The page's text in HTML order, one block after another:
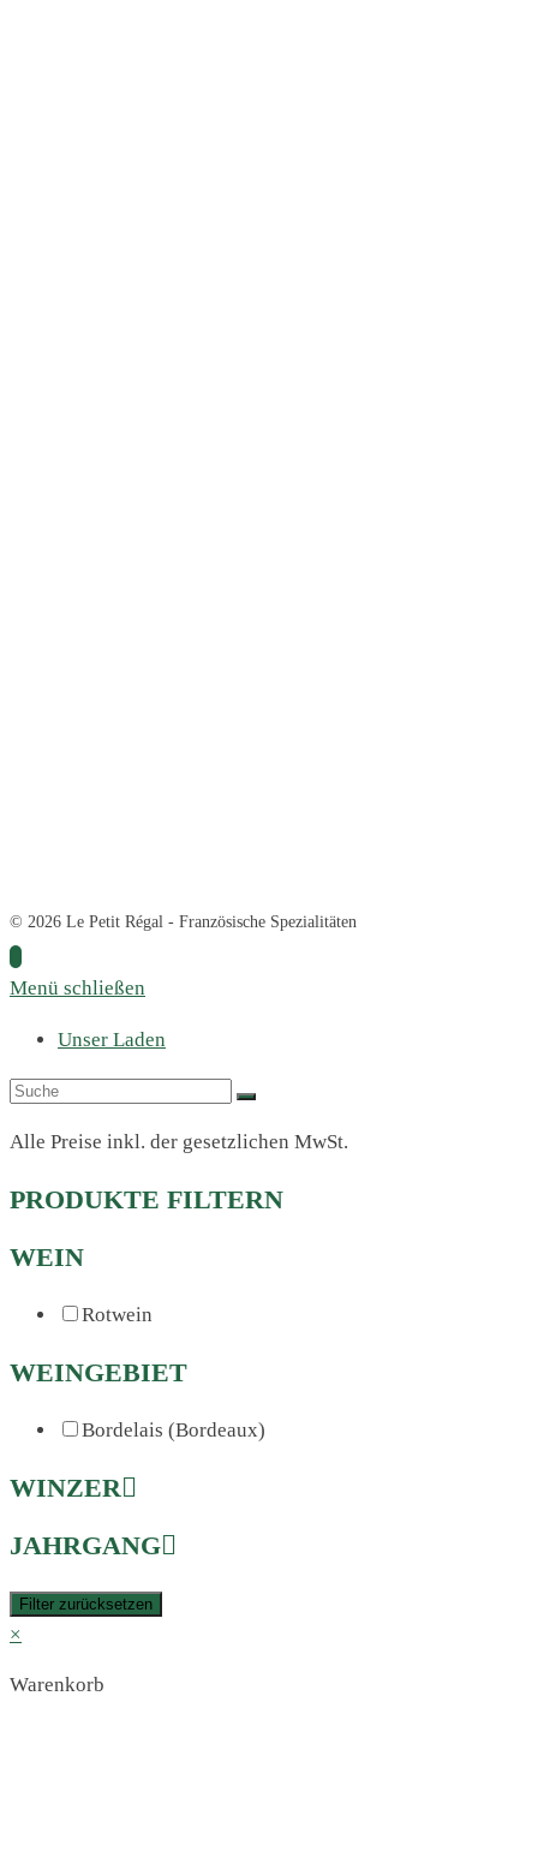
© 2026 Le Petit Régal - Französische Spezialitäten
Menü schließen
Unser Laden
Alle Preise inkl. der gesetzlichen MwSt.
PRODUKTE FILTERN
WEIN
Rotwein
WEINGEBIET
Bordelais (Bordeaux)
WINZER
JAHRGANG
Filter zurücksetzen
×
Warenkorb